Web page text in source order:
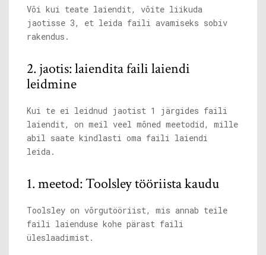
Või kui teate laiendit, võite liikuda
jaotisse 3, et leida faili avamiseks sobiv
rakendus.
2. jaotis: laiendita faili laiendi
leidmine
Kui te ei leidnud jaotist 1 järgides faili
laiendit, on meil veel mõned meetodid, mille
abil saate kindlasti oma faili laiendi
leida.
1. meetod: Toolsley tööriista kaudu
Toolsley on võrgutööriist, mis annab teile
faili laienduse kohe pärast faili
üleslaadimist.